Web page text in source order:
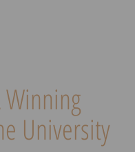
Winning
University